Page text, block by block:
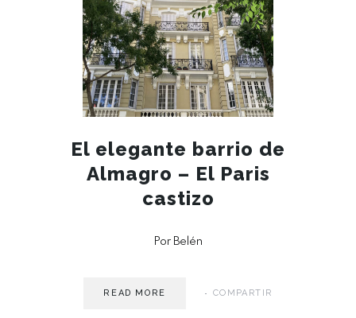
El elegante barrio de
Almagro – El Paris
castizo
Por Belén
READ MORE COMPARTIR